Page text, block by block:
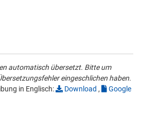
automatisch übersetzt. Bitte um
eingeschlichen haben.
in Englisch:
Download ,
Google